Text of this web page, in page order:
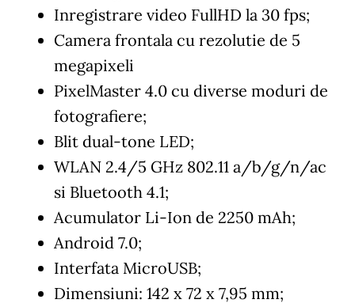
Inregistrare video FullHD la 30 fps;
Camera frontala cu rezolutie de 5
megapixeli
PixelMaster 4.0 cu diverse moduri de
fotografiere;
Blit dual-tone LED;
WLAN 2.4/5 GHz 802.11 a/b/g/n/ac
si Bluetooth 4.1;
Acumulator Li-Ion de 2250 mAh;
Android 7.0;
Interfata MicroUSB;
Dimensiuni: 142 x 72 x 7,95 mm;